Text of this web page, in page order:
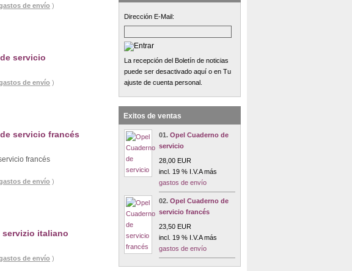
de envío )
servicio
de envío )
servicio francés
francés
de envío )
italiano
de envío )
Dirección E-Mail:
La recepción del Boletín de noticias
puede ser desactivado aquí o en Tu
ajuste de cuenta personal.
Exitos de ventas
01. Opel Cuaderno de
servicio
28,00 EUR
incl. 19 % I.V.A más
gastos de envío
02. Opel Cuaderno de
servicio francés
23,50 EUR
incl. 19 % I.V.A más
gastos de envío